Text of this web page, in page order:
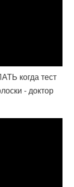
когда тест
- доктор